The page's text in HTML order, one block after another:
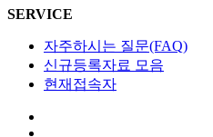
SERVICE
자주하시는 질문(FAQ)
신규등록자료 모음
현재접속자